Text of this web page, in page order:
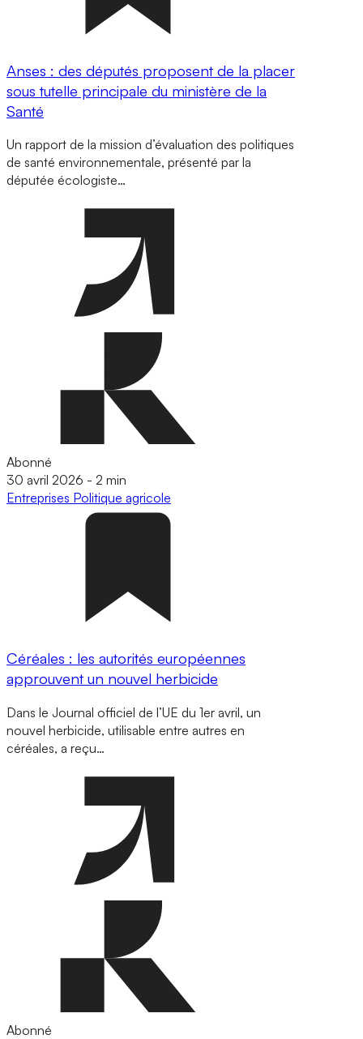
Anses : des députés proposent de la placer
sous tutelle principale du ministère de la
Santé
Un rapport de la mission d’évaluation des politiques
de santé environnementale, présenté par la
députée écologiste…
Abonné
30 avril 2026 - 2 min
Entreprises Politique agricole
Céréales : les autorités européennes
approuvent un nouvel herbicide
Dans le Journal officiel de l’UE du 1er avril, un
nouvel herbicide, utilisable entre autres en
céréales, a reçu…
Abonné